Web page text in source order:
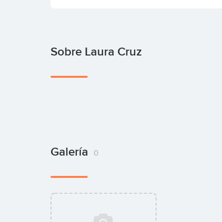
Sobre Laura Cruz
Galería 0